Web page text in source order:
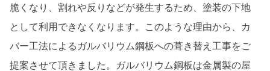
脆くなり、割れや反りなどが発生するため、塗装の下地
として利用できなくなります。このような理由から、カ
バー工法によるガルバリウム鋼板への葺き替え工事をご
提案させて頂きました。ガルバリウム鋼板は金属製の屋